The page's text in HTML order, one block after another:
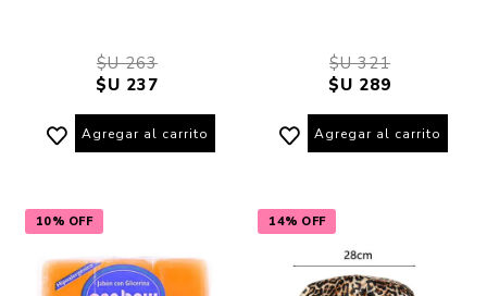
$U 263
$U 237
Agregar al carrito
$U 321
$U 289
Agregar al carrito
10% OFF 14% OFF